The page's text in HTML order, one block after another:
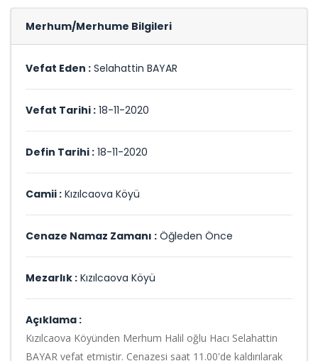
Merhum/Merhume Bilgileri
Vefat Eden : Selahattin BAYAR
Vefat Tarihi : 18-11-2020
Defin Tarihi : 18-11-2020
Camii : Kızılcaova Köyü
Cenaze Namaz Zamanı : Öğleden Önce
Mezarlık : Kızılcaova Köyü
Açıklama :
Kızılcaova Köyünden Merhum Halil oğlu Hacı Selahattin
BAYAR vefat etmiştir. Cenazesi saat 11.00'de kaldırılarak